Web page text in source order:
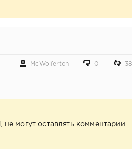
McWolferton 0 38
, не могут оставлять комментарии